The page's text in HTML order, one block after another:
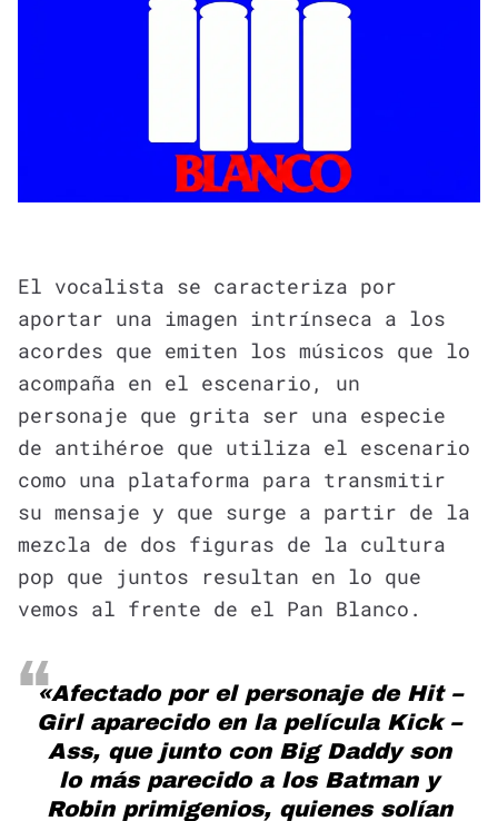
El vocalista se caracteriza por
aportar una imagen intrínseca a los
acordes que emiten los músicos que lo
acompaña en el escenario, un
personaje que grita ser una especie
de antihéroe que utiliza el escenario
como una plataforma para transmitir
su mensaje y que surge a partir de la
mezcla de dos figuras de la cultura
pop que juntos resultan en lo que
vemos al frente de el Pan Blanco.
«Afectado por el personaje de Hit –
Girl aparecido en la película Kick –
Ass, que junto con Big Daddy son
lo más parecido a los Batman y
Robin primigenios, quienes solían